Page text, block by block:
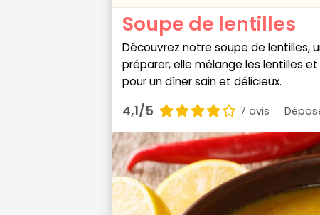
Soupe de lentilles
Découvrez notre soupe de lentilles,
préparer, elle mélange les lentilles
pour un dîner sain et délicieux.
4,1/5 7 avis